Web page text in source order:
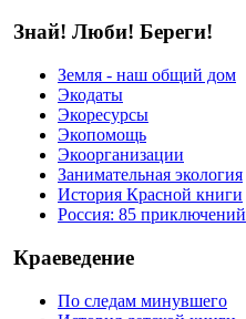
Знай! Люби! Береги!
Земля - наш общий дом
Экодаты
Экоресурсы
Экопомощь
Экоорганизации
Занимательная экология
История Красной книги
Россия: 85 приключений
Краеведение
По следам минувшего